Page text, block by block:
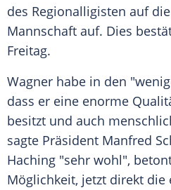
des Regionalligisten auf
Mannschaft auf. Dies
Freitag.
Wagner habe in den
dass er eine enorme
besitzt und auch
sagte Präsident Manfred
Haching "sehr wohl",
Möglichkeit, jetzt direkt die